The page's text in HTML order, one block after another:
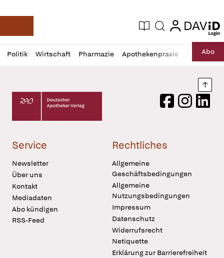
Deutsche Apotheker Zeitung
Aktuelle Ausgabe
Suche login
login
Politik Wirtschaft Pharmazie Apothekenpraxis RechtAbo
Profil
öffnen
Daz
Pur
Deutscher Apotheker Verlag Logo
FacebookInstagram
Service
Newsletter
Über uns
Kontakt
Mediadaten
Abo kündigen
RSS-Feed
Rechtliches
Allgemeine
Geschäftsbedingungen
Allgemeine
Nutzungsbedingungen
Impressum
Datenschutz
Widerrufsrecht
Netiquette
Erklärung zur Barrierefreiheit